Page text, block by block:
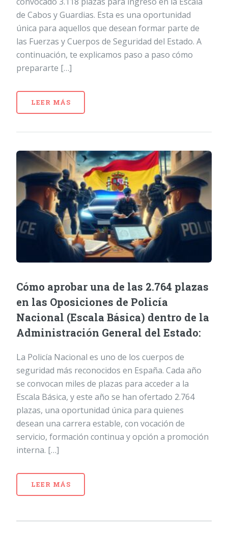
de Cabos y Guardias. Esta es una oportunidad
única para aquellos que desean formar parte de
las Fuerzas y Cuerpos de Seguridad del Estado. A
continuación, te explicamos paso a paso cómo
prepararte […]
LEER MÁS
Cómo aprobar una de las 2.764 plazas
en las Oposiciones de Policía
Nacional (Escala Básica) dentro de la
Administración General del Estado:
La Policía Nacional es uno de los cuerpos de
seguridad más reconocidos en España. Cada año
se convocan miles de plazas para acceder a la
Escala Básica, y este año se han ofertado 2.764
plazas, una oportunidad única para quienes
desean una carrera estable, con vocación de
servicio, formación continua y opción a promoción
interna. […]
LEER MÁS